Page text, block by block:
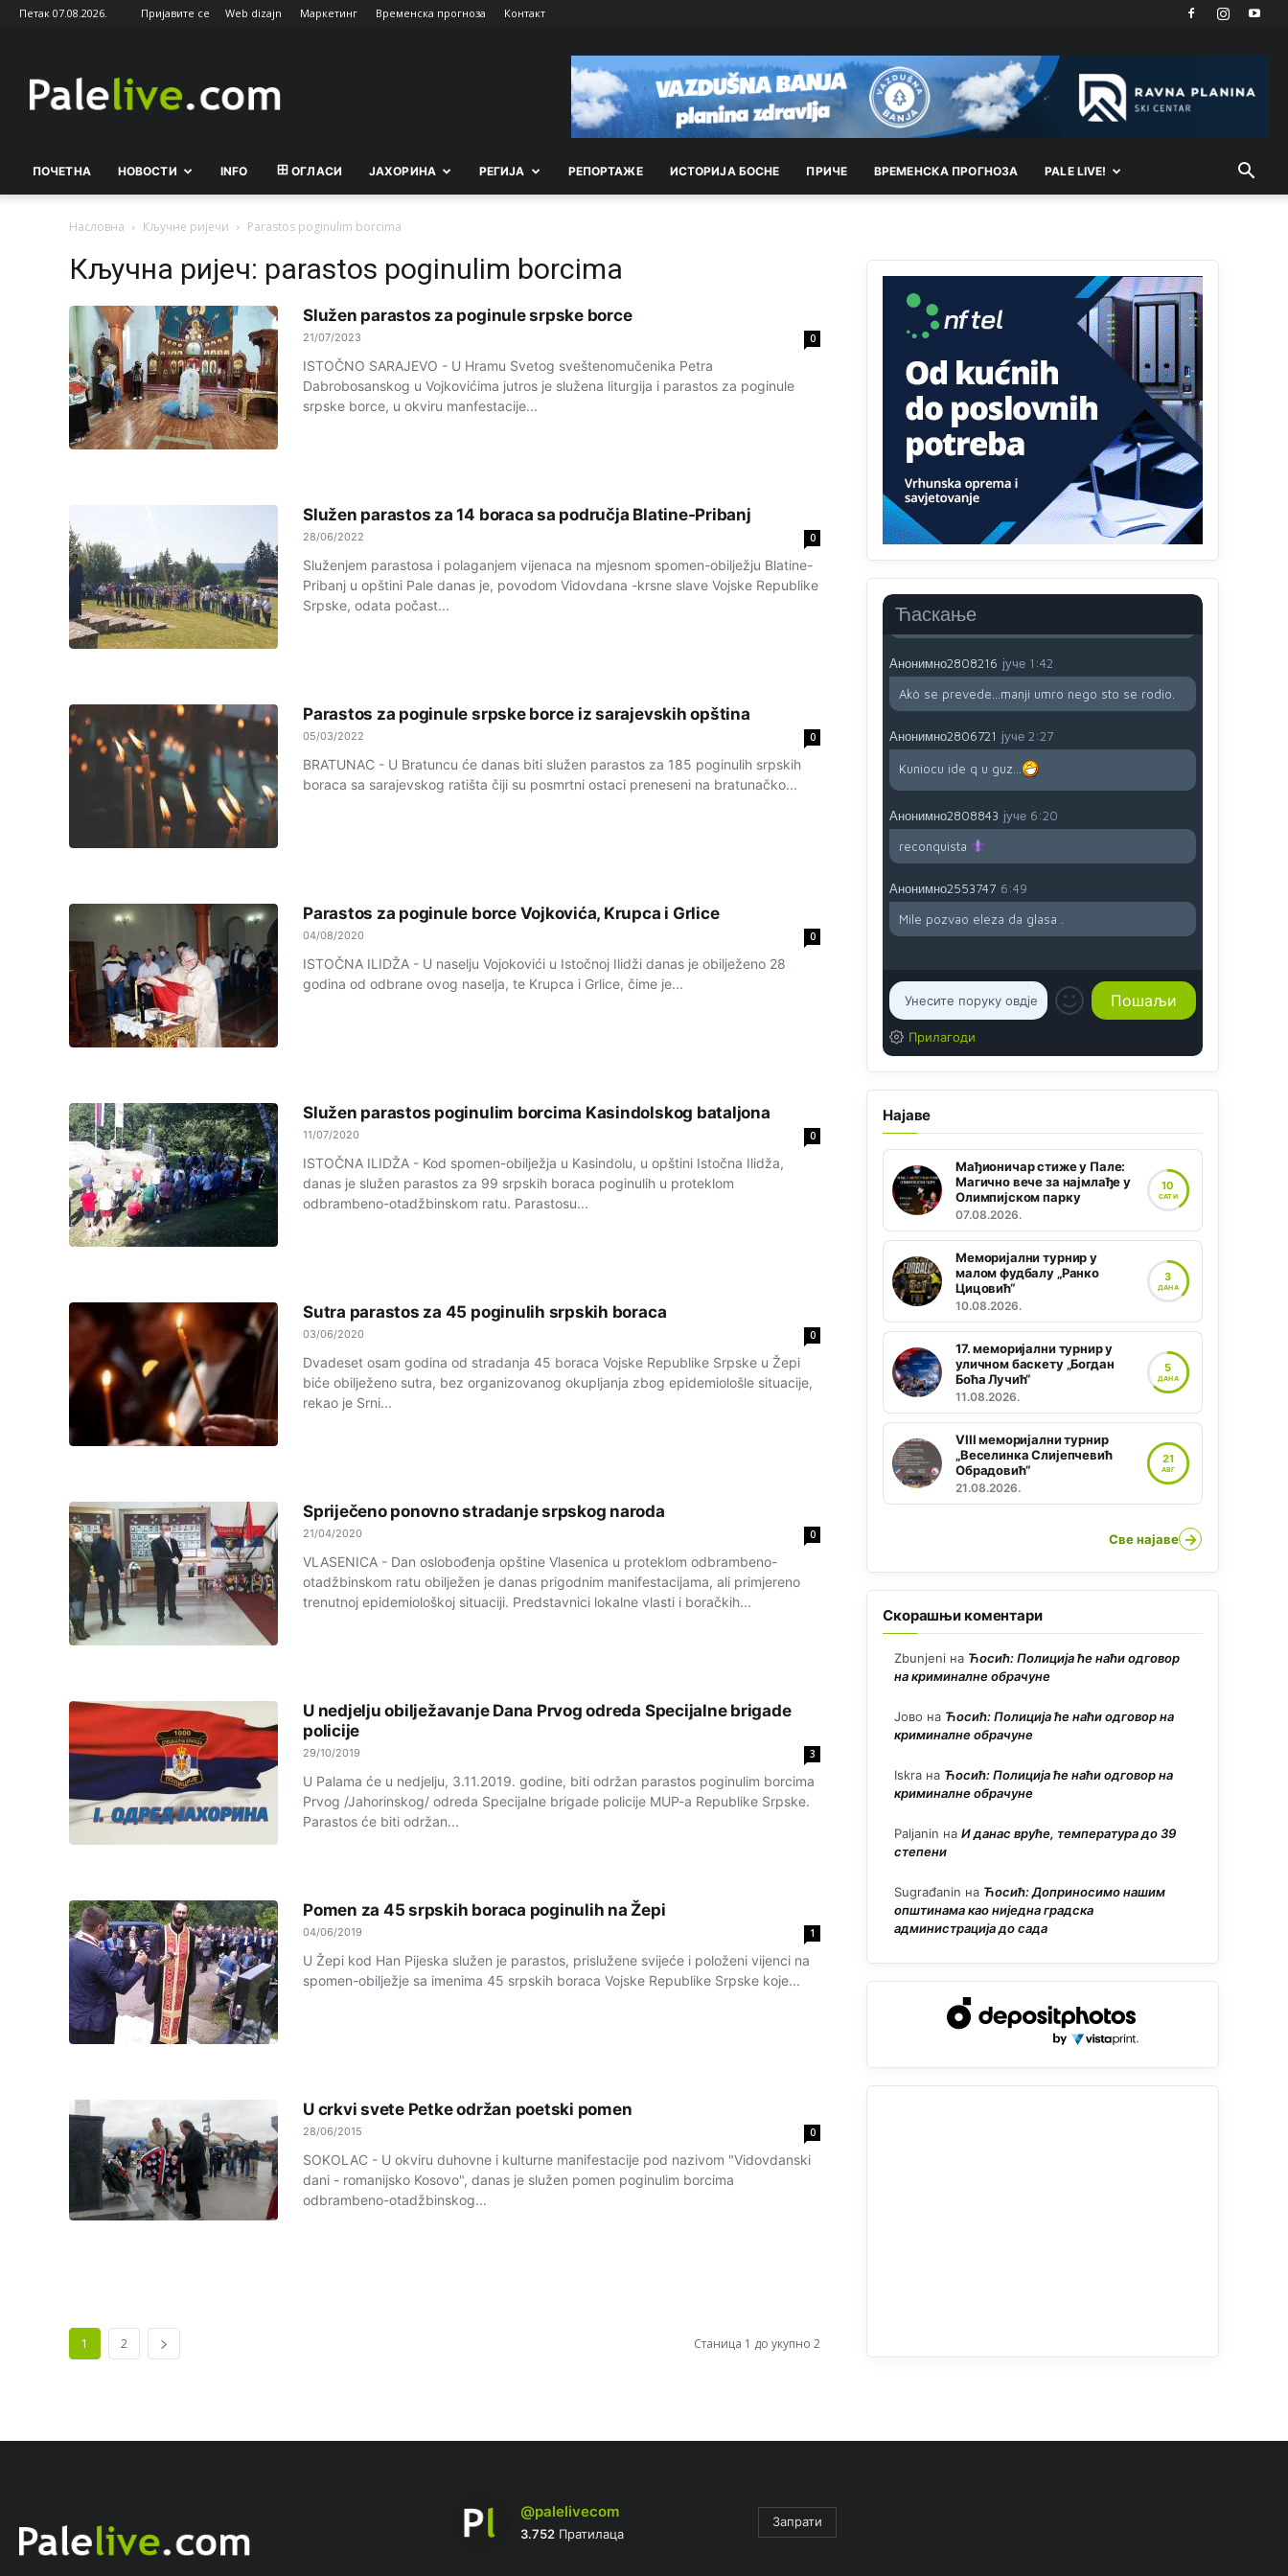
Петак 07.08.2026. Пријавите се Web dizajn Маркетинг Временска прогноза Контакт
ПОЧЕТНА НОВОСТИ INFO ОГЛАСИ ЈАХОРИНА РEГИЈА РEПОРТАЖE ИСТОРИЈА БОСНЕ ПРИЧЕ ВРEМEНСКА ПРОГНОЗА PALE LIVE!
Насловна Кључне ријечи Parastos poginulim borcima
Кључна ријеч: parastos poginulim borcima
Služen parastos za poginule srpske borce
21/07/2023 0
ISTOČNO SARAJEVO - U Hramu Svetog sveštenomučenika Petra
Dabrobosanskog u Vojkovićima jutros je služena liturgija i parastos za poginule
srpske borce, u okviru manfestacije...
Služen parastos za 14 boraca sa područja Blatine-Pribanj
28/06/2022 0
Služenjem parastosa i polaganjem vijenaca na mjesnom spomen-obilježju Blatine-
Pribanj u opštini Pale danas je, povodom Vidovdana -krsne slave Vojske Republike
Srpske, odata počast...
Parastos za poginule srpske borce iz sarajevskih opština
05/03/2022 0
BRATUNAC - U Bratuncu će danas biti služen parastos za 185 poginulih srpskih
boraca sa sarajevskog ratišta čiji su posmrtni ostaci preneseni na bratunačko...
Parastos za poginule borce Vojkovića, Krupca i Grlice
04/08/2020 0
ISTOČNA ILIDŽA - U naselju Vojokovići u Istočnoj Ilidži danas je obilježeno 28
godina od odbrane ovog naselja, te Krupca i Grlice, čime je...
Služen parastos poginulim borcima Kasindolskog bataljona
11/07/2020 0
ISTOČNA ILIDŽA - Kod spomen-obilježja u Kasindolu, u opštini Istočna Ilidža,
danas je služen parastos za 99 srpskih boraca poginulih u proteklom
odbrambeno-otadžbinskom ratu. Parastosu...
Sutra parastos za 45 poginulih srpskih boraca
03/06/2020 0
Dvadeset osam godina od stradanja 45 boraca Vojske Republike Srpske u Žepi
biće obilježeno sutra, bez organizovanog okupljanja zbog epidemiološle situacije,
rekao je Srni...
Spriječeno ponovno stradanje srpskog naroda
21/04/2020 0
VLASENICA - Dan oslobođenja opštine Vlasenica u proteklom odbrambeno-
otadžbinskom ratu obilježen je danas prigodnim manifestacijama, ali primjereno
trenutnoj epidemiološkoj situaciji. Predstavnici lokalne vlasti i boračkih...
U nedjelju obilježavanje Dana Prvog odreda Specijalne brigade
policije
29/10/2019 3
U Palama će u nedjelju, 3.11.2019. godine, biti održan parastos poginulim borcima
Prvog /Jahorinskog/ odreda Specijalne brigade policije MUP-a Republike Srpske.
Parastos će biti održan...
Pomen za 45 srpskih boraca poginulih na Žepi
04/06/2019 1
U Žepi kod Han Pijeska služen je parastos, prislužene svijeće i položeni vijenci na
spomen-obilježje sa imenima 45 srpskih boraca Vojske Republike Srpske koje...
U crkvi svete Petke održan poetski pomen
28/06/2015 0
SOKOLAC - U okviru duhovne i kulturne manifestacije pod nazivom "Vidovdanski
dani - romanijsko Kosovo", danas je služen pomen poginulim borcima
odbrambeno-otadžbinskog...
1 2 Станица 1 до укупно 2
Ћаскање
БиХ није гласала да је тзв.Косово држава.
Лупаш ко к у р а ц по самару луди турко.
Анонимно2807895 јуче
interneta,samo mu je porodica znala da je glup!
zavist.Sve
dok si ziv gaji tri stvari
dobrotu,pamet i prijateljstvo!!
791 BiH nije priznala Kosovo kao nezavisnu
državu jer genocidna tvorevina pravi smetnju a
recimo Srbija je davnopriznala.Na
svakom
proizvodu iz Srbije stoji -uvoznik za Kosovo
Sve i da se nekim čudom vojska Srbije "vrati" na
Kosovo-kome će se vratiti? Gdje je dobrodošla i
koga da brani? A imamo vojsku Kosova kojoj
želimo svako dobro i da se što bolje opreme
i mi tebi želimo dug život i tešku bolest
Анонимно2808216 јуче 1:42
Akò se prevede...manji umro nego sto se rodio.
Анонимно2806721 јуче 2:27
Kuniocu ide q u guz...
Анонимно2808843 јуче 6:20
reconquista
Анонимно2553747 6:49
Mile pozvao eleza da glasa .
Прилагоди
Најаве
Мађионичар стиже у Пале:
Магично вече за најмлађе у
Олимпијском парку
07.08.2026.
10
САТИ
Меморијални турнир у
малом фудбалу „Ранко
Цицовић“
10.08.2026.
3
ДАНА
17. меморијални турнир у
уличном баскету „Богдан
Боћа Лучић“
11.08.2026.
5
ДАНА
VIII меморијални турнир
„Веселинка Слијепчевић
Обрадовић“
21.08.2026.
21
АВГ
Све најаве →
Скорашњи коментари
Zbunjeni на Ћосић: Полиција ће наћи одговор
на криминалне обрачуне
Јово на Ћосић: Полиција ће наћи одговор на
криминалне обрачуне
Iskra на Ћосић: Полиција ће наћи одговор на
криминалне обрачуне
Paljanin на И данас вруће, температура до 39
степени
Sugrađanin на Ћосић: Доприносимо нашим
општинама као ниједна градска
администрација до сада
@palelivecom
3.752Пратилаца
Запрати